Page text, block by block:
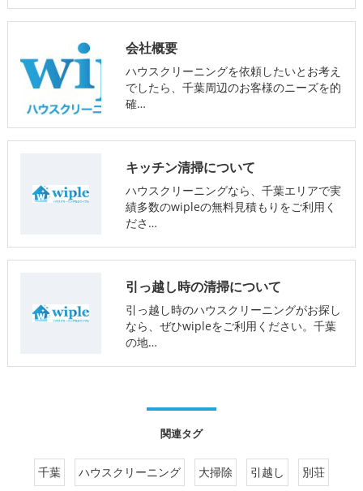
会社概要
ハウスクリーニングを依頼したいとお考え
でしたら、千葉周辺のお客様のニーズを的
確…
キッチン清掃について
ハウスクリーニングなら、千葉エリアで実
績多数のwipleの無料見積もりをご利用く
ださ…
引っ越し時の清掃について
引っ越し時のハウスクリーニングがお探し
なら、ぜひwipleをご利用ください。千葉
の地…
関連タグ
千葉 ハウスクリーニング 大掃除 引越し 別荘